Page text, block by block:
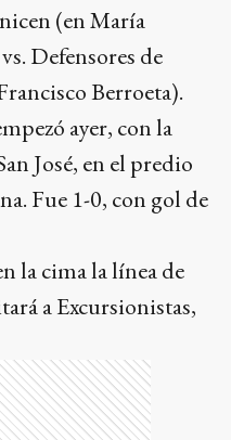
(en María
Defensores de
Berroeta).
ayer, con la
José, en el predio
Fue 1-0, con gol de
la cima la línea de
a Excursionistas,